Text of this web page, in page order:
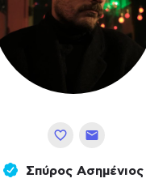
Σπύρος Ασημένιος